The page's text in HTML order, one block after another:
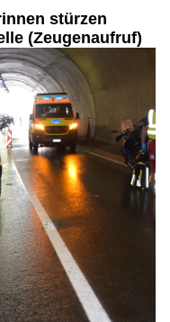
stürzen
(Zeugenaufruf)